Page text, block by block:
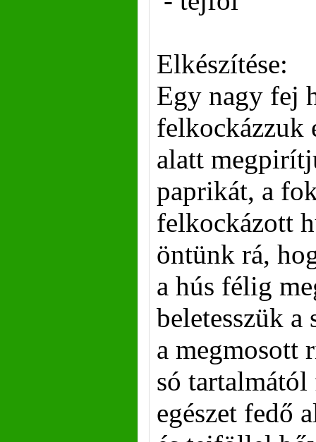
Elkészítése:
Egy nagy fej
felkockázzuk
alatt
paprikát, a
felkockázott
öntünk rá,
a hús félig
beletesszük a
a megmosott
só
egészet fedő